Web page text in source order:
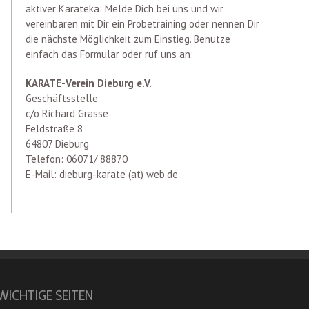
aktiver Karateka: Melde Dich bei uns und wir
vereinbaren mit Dir ein Probetraining oder nennen Dir
die nächste Möglichkeit zum Einstieg. Benutze
einfach das Formular oder ruf uns an:
KARATE-Verein Dieburg e.V.
Geschäftsstelle
c/o Richard Grasse
Feldstraße 8
64807 Dieburg
Telefon: 06071/ 88870
E-Mail: dieburg-karate (at) web.de
SEITEN